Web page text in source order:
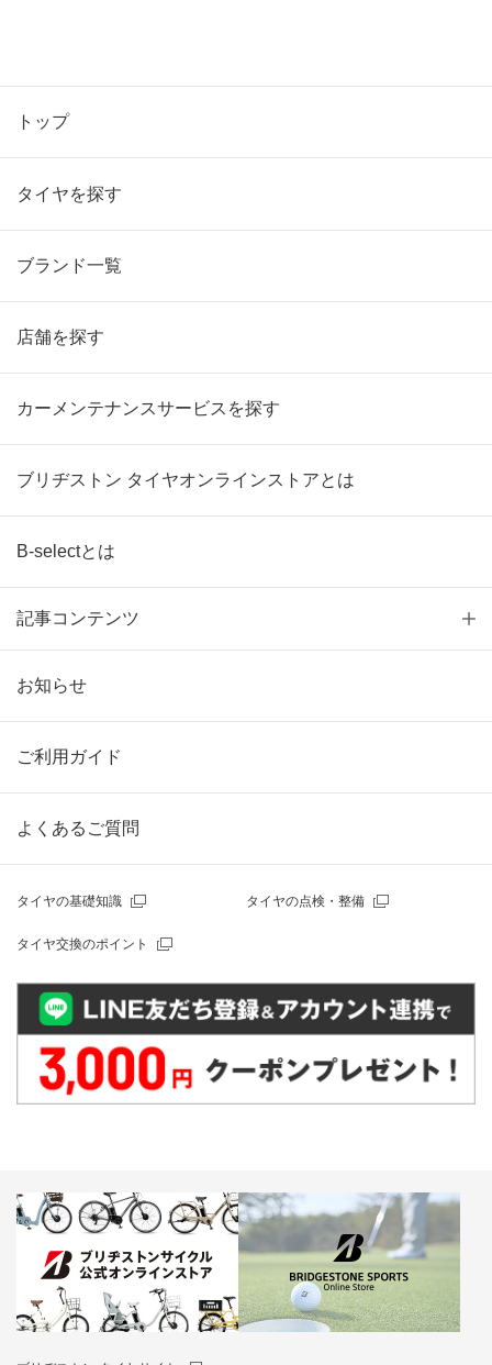
トップ
タイヤを探す
ブランド一覧
店舗を探す
カーメンテナンスサービスを探す
ブリヂストン タイヤオンラインストアとは
B-selectとは
記事コンテンツ
お知らせ
ご利用ガイド
よくあるご質問
タイヤの基礎知識 タイヤの点検・整備
タイヤ交換のポイント